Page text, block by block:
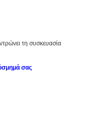
τη συσκευασία
σας